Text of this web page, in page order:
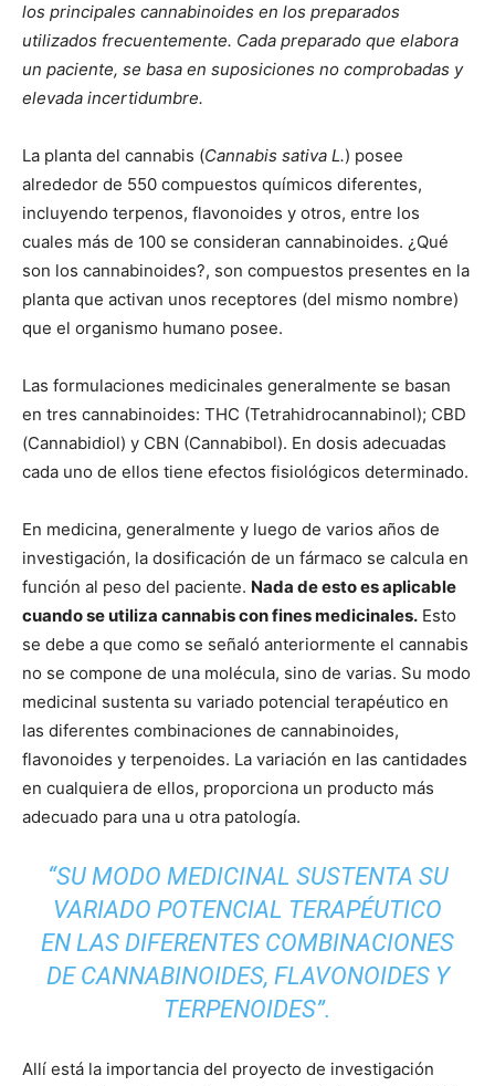
los principales cannabinoides en los preparados
utilizados frecuentemente. Cada preparado que elabora
un paciente, se basa en suposiciones no comprobadas y
elevada incertidumbre.
La planta del cannabis (Cannabis sativa L.) posee
alrededor de 550 compuestos químicos diferentes,
incluyendo terpenos, flavonoides y otros, entre los
cuales más de 100 se consideran cannabinoides. ¿Qué
son los cannabinoides?, son compuestos presentes en la
planta que activan unos receptores (del mismo nombre)
que el organismo humano posee.
Las formulaciones medicinales generalmente se basan
en tres cannabinoides: THC (Tetrahidrocannabinol); CBD
(Cannabidiol) y CBN (Cannabibol). En dosis adecuadas
cada uno de ellos tiene efectos fisiológicos determinado.
En medicina, generalmente y luego de varios años de
investigación, la dosificación de un fármaco se calcula en
función al peso del paciente. Nada de esto es aplicable
cuando se utiliza cannabis con fines medicinales. Esto
se debe a que como se señaló anteriormente el cannabis
no se compone de una molécula, sino de varias. Su modo
medicinal sustenta su variado potencial terapéutico en
las diferentes combinaciones de cannabinoides,
flavonoides y terpenoides. La variación en las cantidades
en cualquiera de ellos, proporciona un producto más
adecuado para una u otra patología.
“SU MODO MEDICINAL SUSTENTA SU
VARIADO POTENCIAL TERAPÉUTICO
EN LAS DIFERENTES COMBINACIONES
DE CANNABINOIDES, FLAVONOIDES Y
TERPENOIDES”.
Allí está la importancia del proyecto de investigación